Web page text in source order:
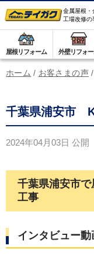
金属屋根・
工場改修の
屋根リフォーム 外壁リフォ
ホーム / お客さまの声 /
千葉県浦安市
2024年04月03日 公開
千葉県浦安市
工事
インタビュー動